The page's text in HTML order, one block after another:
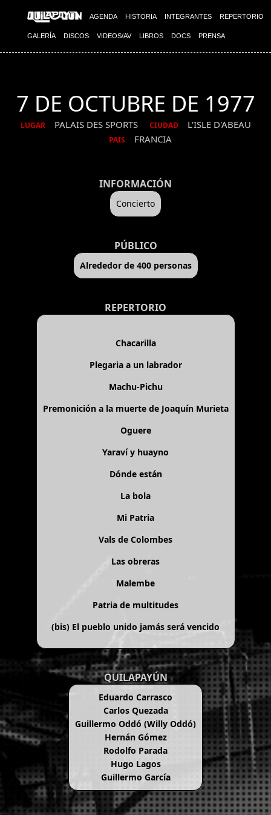
AGENDA HISTORIA INTEGRANTES REPERTORIO
GALERÍA DISCOS VIDEOS/AV LIBROS DOCS PRENSA
7 DE OCTUBRE DE 1977
LUGAR PALAIS DES SPORTS CIUDAD L'ISLE D'ABEAU
PAIS FRANCIA
INFORMACIÓN
Concierto
PÚBLICO
Alrededor de 400 personas
REPERTORIO
Chacarilla
Plegaria a un labrador
Machu-Pichu
Premonición a la muerte de Joaquín Murieta
Oguere
Yaraví y huayno
Dónde están
La bola
Mi Patria
Vals de Colombes
Las obreras
Malembe
Patria de multitudes
(bis) El pueblo unido jamás será vencido
QUILAPAYÚN
Eduardo Carrasco
Carlos Quezada
Guillermo Oddó (Willy Oddó)
Hernán Gómez
Rodolfo Parada
Hugo Lagos
Guillermo García